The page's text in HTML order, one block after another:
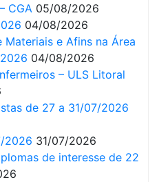
CGA 05/08/2026
04/08/2026
e Afins na Área
04/08/2026
– ULS Litoral
de 27 a 31/07/2026
2026 31/07/2026
de interesse de 22